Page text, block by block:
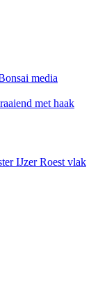
media
met haak
IJzer Roest vlak